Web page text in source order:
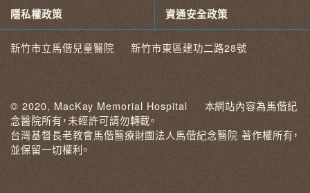
隱私權政策 資通安全政策
新竹市立馬偕兒童醫院 新竹市東區建功二路28號
© 2020, MacKay Memorial Hospital 本網站內容為馬偕紀
念醫院所有，未經許可請勿轉載。
台灣基督長老教會馬偕醫療財團法人馬偕紀念醫院 著作權所有，
並保留一切權利。